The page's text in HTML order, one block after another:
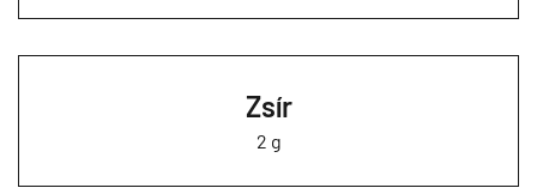
Zsír
2 g